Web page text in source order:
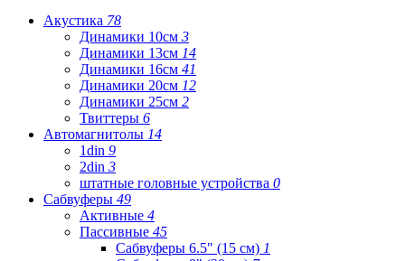
Акустика 78
Динамики 10см 3
Динамики 13см 14
Динамики 16см 41
Динамики 20см 12
Динамики 25см 2
Твиттеры 6
Автомагнитолы 14
1din 9
2din 3
штатные головные устройства 0
Сабвуферы 49
Активные 4
Пассивные 45
Сабвуферы 6.5" (15 см) 1